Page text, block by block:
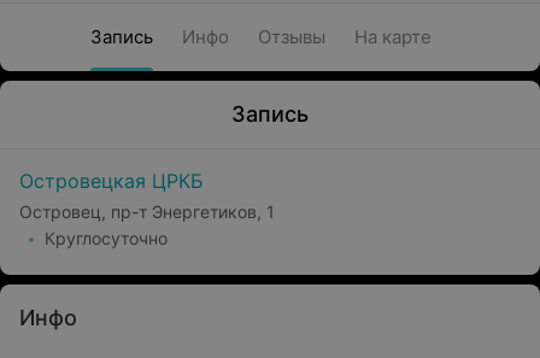
Запись Инфо Отзывы На карте
Запись
Островецкая ЦРКБ
Островец, пр-т Энергетиков, 1
Круглосуточно
Инфо